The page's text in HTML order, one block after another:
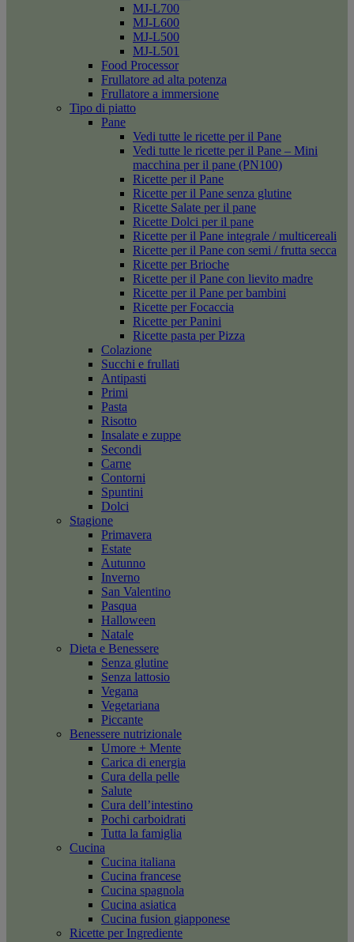
MJ-L700
MJ-L600
MJ-L500
MJ-L501
Food Processor
Frullatore ad alta potenza
Frullatore a immersione
Tipo di piatto
Pane
Vedi tutte le ricette per il Pane
Vedi tutte le ricette per il Pane – Mini
macchina per il pane (PN100)
Ricette per il Pane
Ricette per il Pane senza glutine
Ricette Salate per il pane
Ricette Dolci per il pane
Ricette per il Pane integrale / multicereali
Ricette per il Pane con semi / frutta secca
Ricette per Brioche
Ricette per il Pane con lievito madre
Ricette per il Pane per bambini
Ricette per Focaccia
Ricette per Panini
Ricette pasta per Pizza
Colazione
Succhi e frullati
Antipasti
Primi
Pasta
Risotto
Insalate e zuppe
Secondi
Carne
Contorni
Spuntini
Dolci
Stagione
Primavera
Estate
Autunno
Inverno
San Valentino
Pasqua
Halloween
Natale
Dieta e Benessere
Senza glutine
Senza lattosio
Vegana
Vegetariana
Piccante
Benessere nutrizionale
Umore + Mente
Carica di energia
Cura della pelle
Salute
Cura dell’intestino
Pochi carboidrati
Tutta la famiglia
Cucina
Cucina italiana
Cucina francese
Cucina spagnola
Cucina asiatica
Cucina fusion giapponese
Ricette per Ingrediente